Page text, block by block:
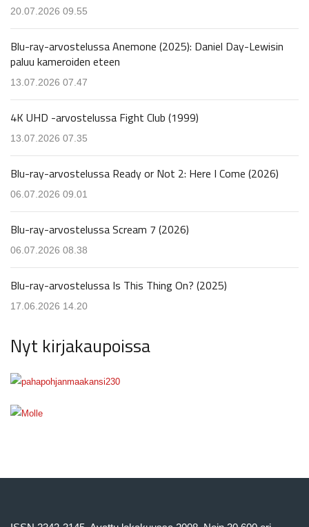
20.07.2026 09.55
Blu-ray-arvostelussa Anemone (2025): Daniel Day-Lewisin
paluu kameroiden eteen
13.07.2026 07.47
4K UHD -arvostelussa Fight Club (1999)
13.07.2026 07.35
Blu-ray-arvostelussa Ready or Not 2: Here I Come (2026)
06.07.2026 09.01
Blu-ray-arvostelussa Scream 7 (2026)
06.07.2026 08.38
Blu-ray-arvostelussa Is This Thing On? (2025)
17.06.2026 14.20
Nyt kirjakaupoissa